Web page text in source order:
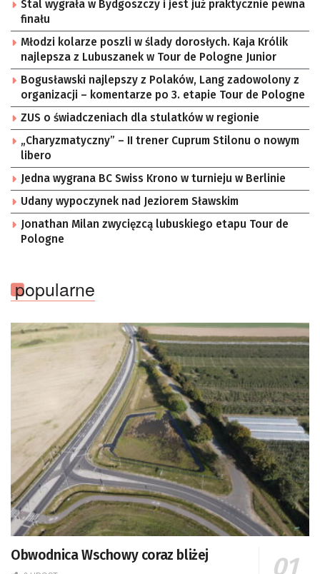
Stal wygrała w Bydgoszczy i jest już praktycznie pewna
finału
Młodzi kolarze poszli w ślady dorosłych. Kaja Królik
najlepsza z Lubuszanek w Tour de Pologne Junior
Bogusławski najlepszy z Polaków, Lang zadowolony z
organizacji – komentarze po 3. etapie Tour de Pologne
ZUS o świadczeniach dla stulatków w regionie
„Charyzmatyczny” – II trener Cuprum Stilonu o nowym
libero
Jedna wygrana BC Swiss Krono w turnieju w Berlinie
Udany wypoczynek nad Jeziorem Sławskim
Jonathan Milan zwycięzcą lubuskiego etapu Tour de
Pologne
popularne
Obwodnica Wschowy coraz bliżej